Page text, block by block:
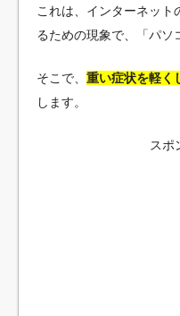
これは、インターネット
るための現象で、「パソ
そこで、 重い症状を軽く
します。
スポ